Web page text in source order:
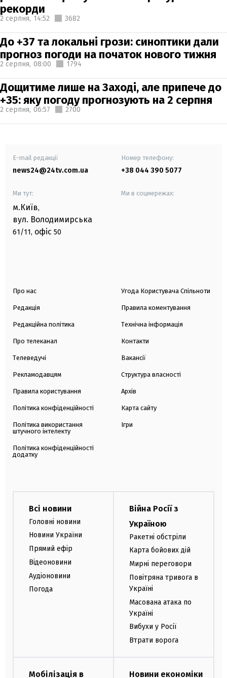
рекорди
2 серпня, 14:52 3682
До +37 та локальні грози: синоптики дали
прогноз погоди на початок нового тижня
2 серпня, 08:00 1794
Дощитиме лише на Заході, але припече до
+35: яку погоду прогнозують на 2 серпня
2 серпня, 06:57 2700
E-mail редакції
news24@24tv.com.ua
Номер телефону:
+38 044 390 5077
Ми тут:
м.Київ,
вул. Володимирська
61/11, офіс 50
Ми в соцмережах:
Про нас
Редакція
Редакційна політика
Про телеканал
Телеведучі
Рекламодавцям
Правила користування
Політика конфіденційності
Політика використання
штучного інтелекту
Політика конфіденційності
додатку
Угода Користувача Спільноти
Правила коментування
Технічна інформація
Контакти
Вакансії
Структура власності
Архів
Карта сайту
Ігри
Всі новини
Головні новини
Новини України
Прямий ефір
Відеоновини
Аудіоновини
Погода
Війна Росії з
Україною
Ракетні обстріли
Карта бойових дій
Мирні переговори
Повітряна тривога в
Україні
Масована атака по
Україні
Вибухи у Росії
Втрати ворога
Мобілізація в
Новини економіки